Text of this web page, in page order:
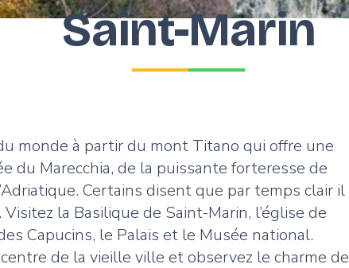
Saint-Marin
monde à partir du mont Titano qui offre une
du Marecchia, de la puissante forteresse de
Certains disent que par temps clair il
la Basilique de Saint-Marin, l’église de
Capucins, le Palais et le Musée national.
de la vieille ville et observez le charme de